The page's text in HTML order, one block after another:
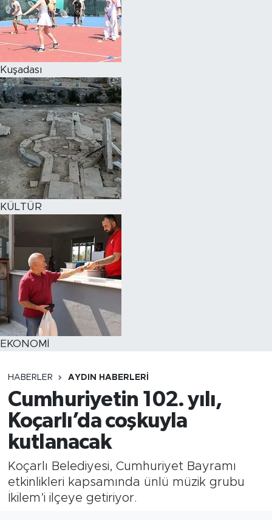
Kuşadası
KÜLTÜR
EKONOMİ
HABERLER AYDIN HABERLERI
Cumhuriyetin 102. yılı,
Koçarlı’da coşkuyla
kutlanacak
Koçarlı Belediyesi, Cumhuriyet Bayramı
etkinlikleri kapsamında ünlü müzik grubu
İkilem’i ilçeye getiriyor.